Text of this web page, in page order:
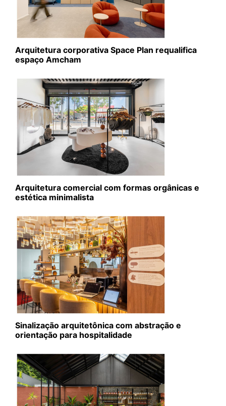
Arquitetura corporativa Space Plan requalifica
espaço Amcham
Arquitetura comercial com formas orgânicas e
estética minimalista
Sinalização arquitetônica com abstração e
orientação para hospitalidade